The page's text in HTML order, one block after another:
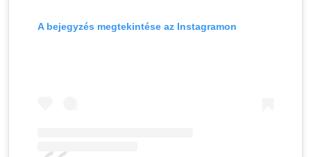
A bejegyzés megtekintése az Instagramon